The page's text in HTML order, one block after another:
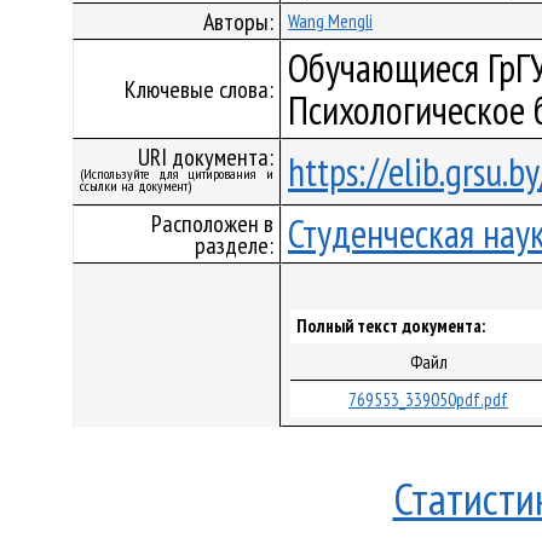
Авторы: Wang Mengli
Ключевые слова: Обучающиеся
URI документа:
(Используйте для цитирования и
ссылки на документ) https://
Расположен в
разделе: Студенческая
Полный текст документа:
Файл
769553_339050pdf.pdf